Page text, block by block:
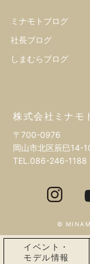
ミナモトブログ
社長ブログ
しまむらブログ
株式会社ミナモ
〒700-0976
岡山市北区辰巳14-
TEL.086-246-1188
©
イベント・
モデル情報